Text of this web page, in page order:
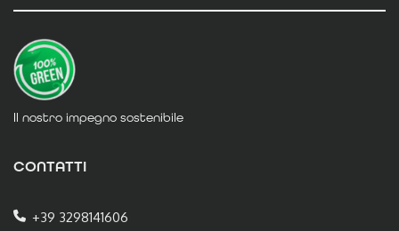
Il nostro impegno sostenibile
CONTATTI
+39 3298141606